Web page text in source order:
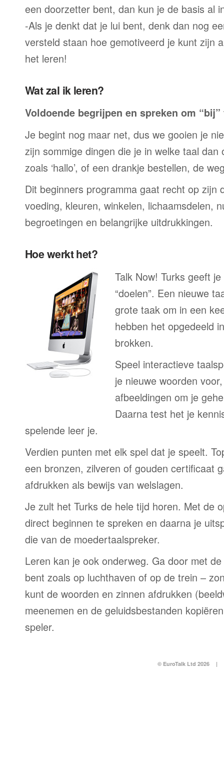
een doorzetter bent, dan kun je de basis al
-Als je denkt dat je lui bent, denk dan nog
versteld staan hoe gemotiveerd je kunt zijn
het leren!
Wat zal ik leren?
Voldoende begrijpen en spreken om
Je begint nog maar net, dus we gooien je
zijn sommige dingen die je in welke taal dan
zoals ‘hallo’, of een drankje bestellen, de
Dit beginners programma gaat recht op zijn
voeding, kleuren, winkelen, lichaamsdelen,
begroetingen en belangrijke uitdrukkingen.
Hoe werkt het?
Talk Now! Turks geeft
“doelen”. Een nieuwe
grote taak om in een
hebben het opgedeeld
brokken.
Speel interactieve
je nieuwe woorden
afbeeldingen om je
Daarna test het je
spelende leer je.
Verdien punten met elk spel dat je speelt.
een bronzen, zilveren of gouden certificaat
afdrukken als bewijs van welslagen.
Je zult het Turks de hele tijd horen. Met de
direct beginnen te spreken en daarna je
die van de moedertaalspreker.
Leren kan je ook onderweg. Ga door met
bent zoals op luchthaven of op de trein –
kunt de woorden en zinnen afdrukken
meenemen en de geluidsbestanden
speler.
© EuroTalk Ltd 2026 |